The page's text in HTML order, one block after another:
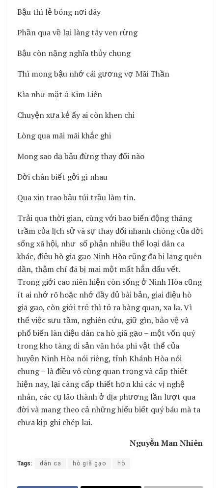
Bậu thì lẻ bóng nơi đây
Phần qua về lại làng tây ven rừng
Bậu còn nặng nghĩa thủy chung
Thì mong bậu nhớ cái gương vợ Mãi Thần
Kìa như mặt ả Kim Liên
Chuyện xưa kẻ ấy ai còn khen chi
Lòng qua mãi mãi khắc ghi
Mong sao dạ bậu đừng thay đổi nào
Dời chân biết gởi gì nhau
Qua xin trao bậu túi trầu làm tin.
Trải qua thời gian, cùng với bao biến động thăng
trầm của lịch sử và sự thay đổi nhanh chóng của đời
sống xã hội, như số phận nhiều thể loại dân ca
khác, điệu hò giã gạo Ninh Hòa cũng đã bị lãng quên
dần, thậm chí đã bị mai một mất hẳn dấu vết.
Trong giới cao niên hiện còn sống ở Ninh Hòa cũng
ít ai nhớ rõ hoặc nhớ đầy đủ bài bản, giai điệu hò
giã gạo, còn giới trẻ thì tỏ ra bàng quan, xa lạ. Vì
thế việc sưu tầm, nghiên cứu, giữ gìn, bảo vệ và
phổ biến làn điệu dân ca hò giã gạo – một vốn quý
trong kho tàng di sản văn hóa phi vật thể của
huyện Ninh Hòa nói riêng, tỉnh Khánh Hòa nói
chung – là điều vô cùng quan trọng và cấp thiết
hiện nay, lại càng cấp thiết hơn khi các vị nghệ
nhân, các cụ lão thành ở địa phương lần lượt qua
đời và mang theo cả những hiểu biết quý báu mà ta
chưa kịp ghi chép lại.
Nguyễn Man Nhiên
Tags: dân ca hò giã gạo hò